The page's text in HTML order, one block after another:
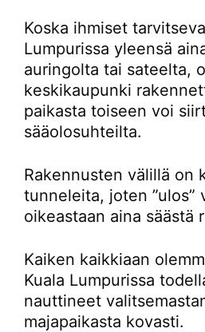
Koska ihmiset
Lumpurissa yleensä
auringolta tai sateelta,
keskikaupunki
paikasta toiseen voi
sääolosuhteilta.
Rakennusten välillä on
tunneleita, joten ”ulos”
oikeastaan aina säästä
Kaiken kaikkiaan
Kuala Lumpurissa
nauttineet
majapaikasta kovasti.